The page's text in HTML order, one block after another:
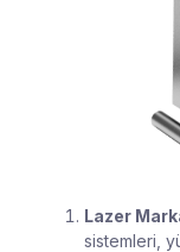
Lazer
sistemleri,